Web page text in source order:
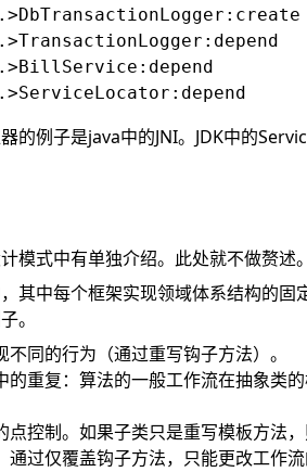
的例子是java中的JNI。JDK中的
模式中有单独介绍。此处就不做赘述。
其中每个框架实现领域体系结构的
。
不同的行为（通过重写钩子方法）。
的重复：算法的一般工作流在抽象类
点控制。如果子类只是重写模板方法
通过仅覆盖钩子方法，只能更改工作